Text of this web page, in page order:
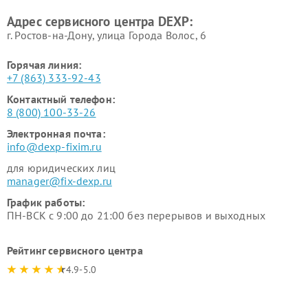
Адрес сервисного центра DEXP:
г. Ростов-на-Дону, улица Города Волос, 6
Горячая линия:
+7 (863) 333-92-43
Контактный телефон:
8 (800) 100-33-26
Электронная почта:
info@dexp-fixim.ru
для юридических лиц
manager@fix-dexp.ru
График работы:
ПН-ВСК с 9:00 до 21:00 без перерывов и выходных
Рейтинг сервисного центра
4.9-5.0